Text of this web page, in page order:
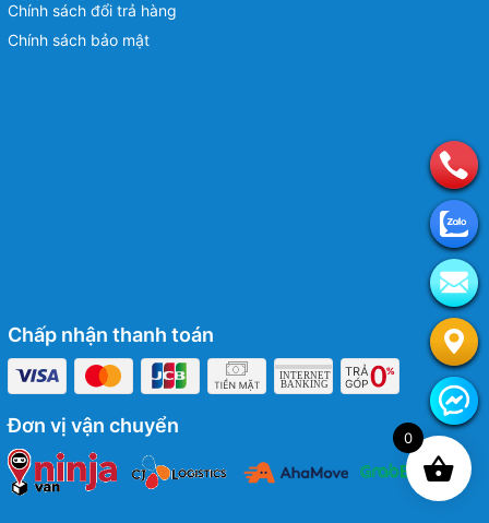
Chính sách đổi trả hàng
Chính sách bảo mật
Chấp nhận thanh toán
Đơn vị vận chuyển
0